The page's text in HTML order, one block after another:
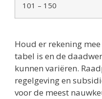
101 – 150
Houd er rekening
tabel is en de
kunnen variëren.
regelgeving en
voor de meest